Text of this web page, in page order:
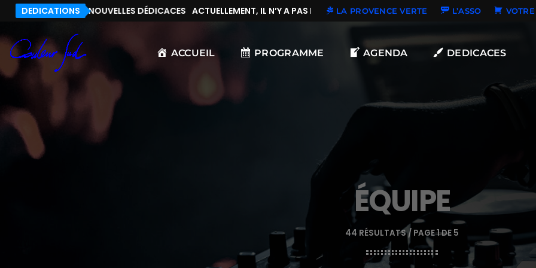
DEDICATIONS
IL N’Y A PAS DE NOUVELLES DÉDICACES ACTUELLEMENT, IL N’Y A PAS DE NOUVELLES DÉDICACES
LA PROVENCE VERTE L’ASSO
ACCUEIL PROGRAMME AGENDA DEDICACES
ÉQUIPE
44 RÉSULTATS / PAGE 1 DE 5